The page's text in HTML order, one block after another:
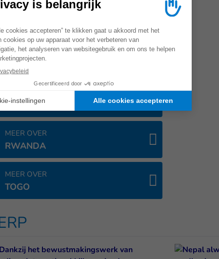
MEER OVER
BANGLADESH
NEPAL
MEER OVER
RWANDA
MEER OVER
TOGO